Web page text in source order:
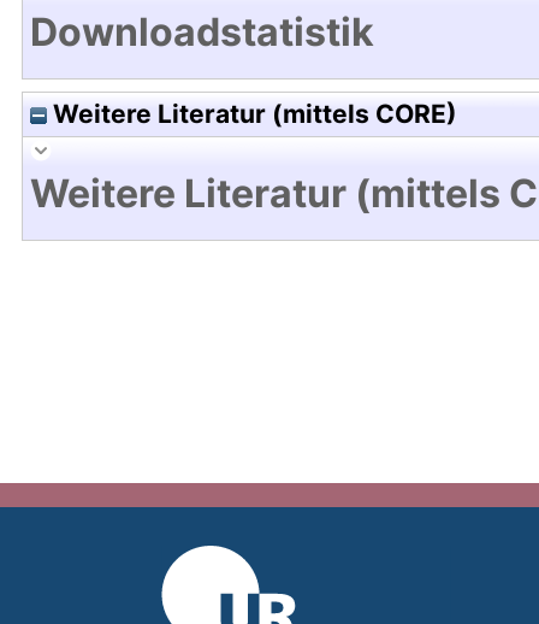
Downloadstatistik
Weitere Literatur (mittels CORE)
Weitere Literatur (mittels